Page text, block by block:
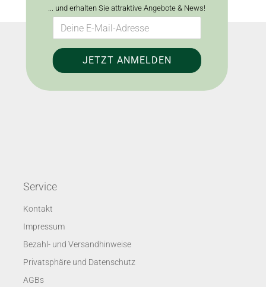
... und erhalten Sie attraktive Angebote & News!
Service
Kontakt
Impressum
Bezahl- und Versandhinweise
Privatsphäre und Datenschutz
AGBs